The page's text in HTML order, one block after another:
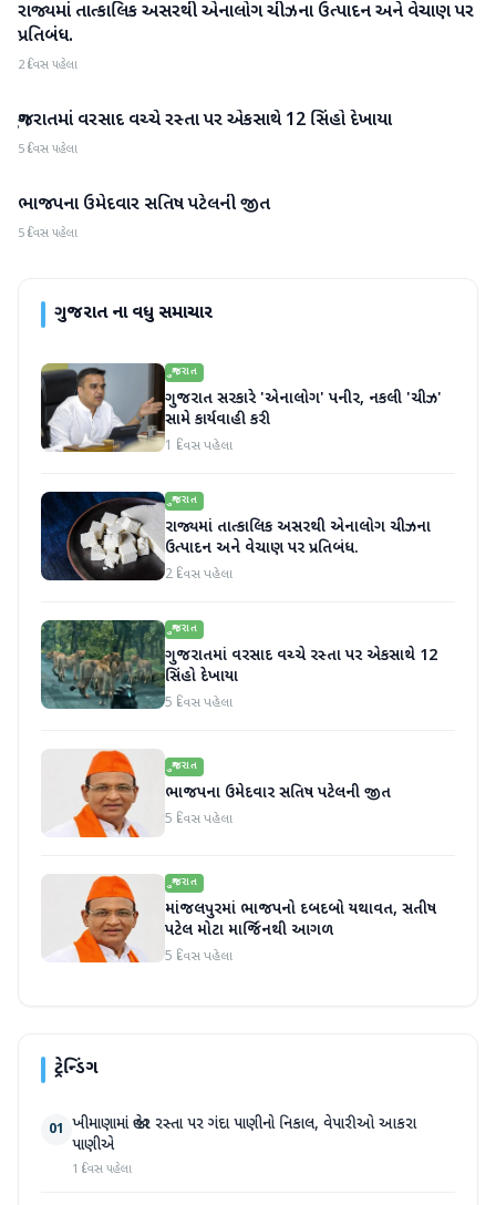
ગુજરાત
રાજ્યમાં તાત્કાલિક અસરથી એનાલોગ ચીઝના ઉત્પાદન અને વેચાણ પર
પ્રતિબંધ.
2 દિવસ પહેલા
ગુજરાત
ગુજરાતમાં વરસાદ વચ્ચે રસ્તા પર એકસાથે 12 સિંહો દેખાયા
5 દિવસ પહેલા
ગુજરાત
ભાજપના ઉમેદવાર સતિષ પટેલની જીત
5 દિવસ પહેલા
ગુજરાતના વધુ સમાચાર
ગુજરાત
ગુજરાત સરકારે 'એનાલોગ' પનીર, નકલી 'ચીઝ'
સામે કાર્યવાહી કરી
1 દિવસ પહેલા
ગુજરાત
રાજ્યમાં તાત્કાલિક અસરથી એનાલોગ ચીઝના
ઉત્પાદન અને વેચાણ પર પ્રતિબંધ.
2 દિવસ પહેલા
ગુજરાત
ગુજરાતમાં વરસાદ વચ્ચે રસ્તા પર એકસાથે 12
સિંહો દેખાયા
5 દિવસ પહેલા
ગુજરાત
ભાજપના ઉમેદવાર સતિષ પટેલની જીત
5 દિવસ પહેલા
ગુજરાત
માંજલપુરમાં ભાજપનો દબદબો યથાવત, સતીષ
પટેલ મોટા માર્જિનથી આગળ
5 દિવસ પહેલા
ટ્રેન્ડિંગ
01 ખીમાણામાં જાહેર રસ્તા પર ગંદા પાણીનો નિકાલ, વેપારીઓ આકરા
પાણીએ
1 દિવસ પહેલા